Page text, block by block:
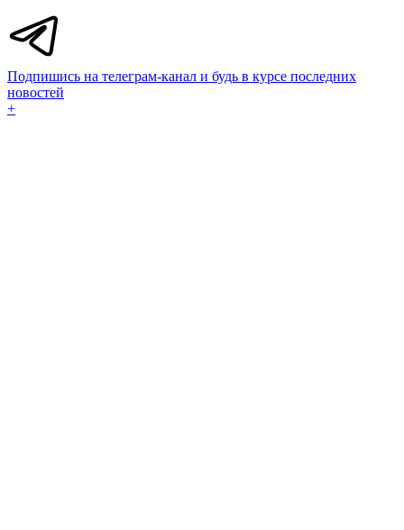
Подпишись на телеграм-канал и будь в курсе последних
новостей
+